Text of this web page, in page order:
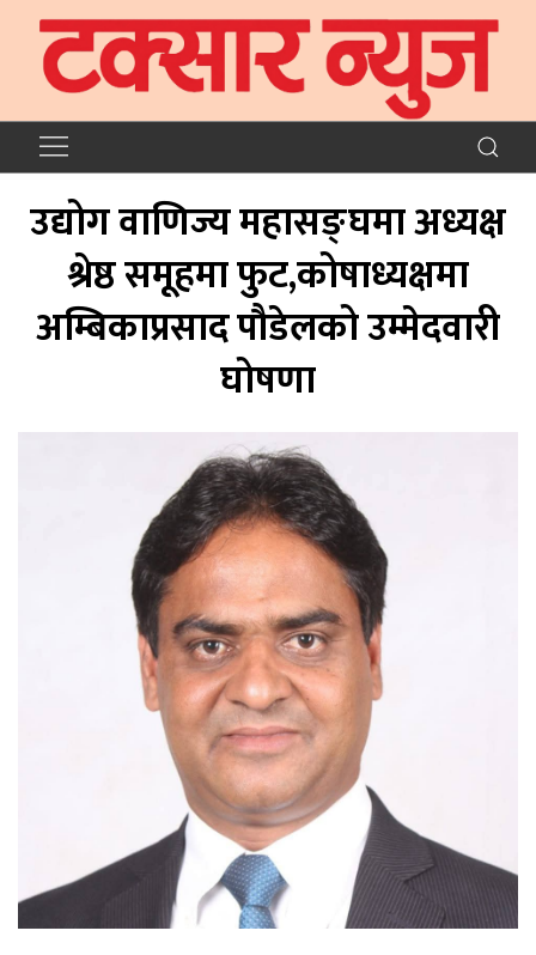
उद्योग वाणिज्य महासङ्घमा अध्यक्ष
श्रेष्ठ समूहमा फुट,कोषाध्यक्षमा
अम्बिकाप्रसाद पौडेलको उम्मेदवारी
घोषणा